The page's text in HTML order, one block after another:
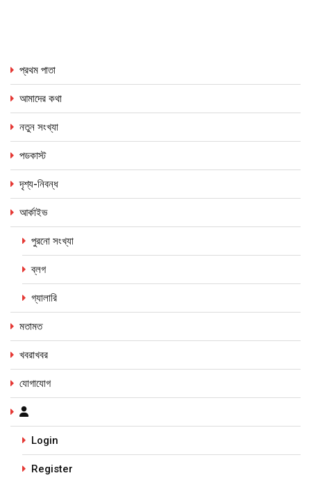
প্রথম পাতা
আমাদের কথা
নতুন সংখ্যা
পডকাস্ট
দৃশ্য-নিবন্ধ
আর্কাইভ
পুরনো সংখ্যা
ব্লগ
গ্যালারি
মতামত
খবরাখবর
যোগাযোগ
Login
Register